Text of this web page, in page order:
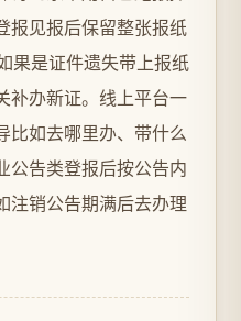
报见报后保留整张报纸
果是证件遗失带上报纸
补办新证。线上平台一
比如去哪里办、带什么
公告类登报后按公告内
注销公告期满后去办理